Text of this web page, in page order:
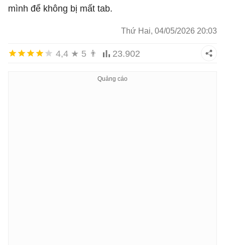
mình để không bị mất tab.
Thứ Hai, 04/05/2026 20:03
4,4 ★ 5 👨 23.902